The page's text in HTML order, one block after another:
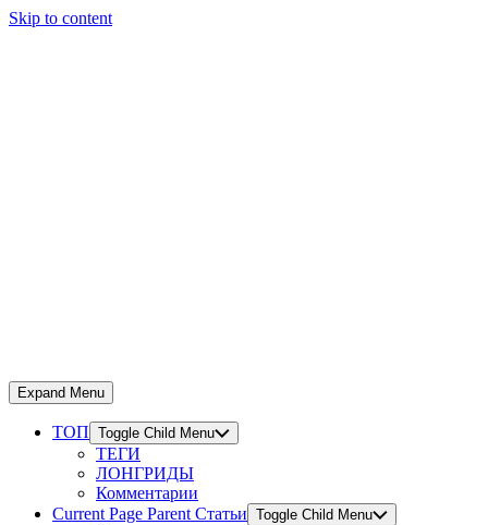
Skip to content
Expand Menu
ТОП Toggle Child Menu
ТЕГИ
ЛОНГРИДЫ
Комментарии
Current Page Parent Статьи Toggle Child Menu